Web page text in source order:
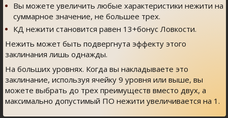
Вы можете увеличить любые характеристики нежити на
суммарное значение, не большее трех.
КД нежити становится равен 13+бонус Ловкости.
Нежить может быть подвергнута эффекту этого
заклинания лишь однажды.
На больших уровнях. Когда вы накладываете это
заклинание, используя ячейку 9 уровня или выше, вы
можете выбрать до трех преимуществ вместо двух, а
максимально допустимый ПО нежити увеличивается на 1.